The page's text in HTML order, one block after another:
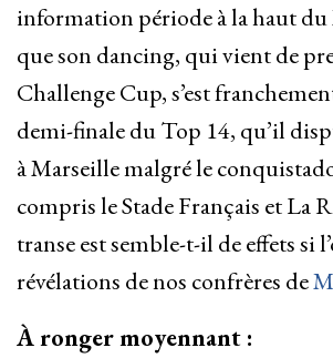
information période à la haut
que son dancing, qui vient de
Challenge Cup, s’est
demi-finale du Top 14, qu’il
à Marseille malgré le
compris le Stade Français et La
transe est semble-t-il de effets si
révélations de nos confrères de
À ronger moyennant :